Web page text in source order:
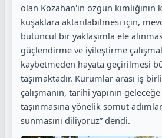
olan Kozahan'ın özgün kimliğinin
kuşaklara aktarılabilmesi için,
bütüncül bir yaklaşımla ele
güçlendirme ve iyileştirme
kaybetmeden hayata geçirilmesi
taşımaktadır. Kurumlar arası iş
çalışmanın, tarihi yapının
taşınmasına yönelik somut
sunmasını diliyoruz” dendi.